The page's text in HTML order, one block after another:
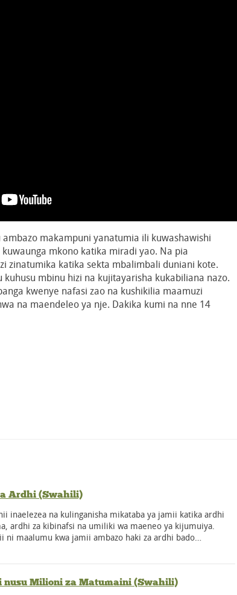
makampuni yanatumia ili kuwashawishi
mkono katika miradi yao. Na pia
zinatumika katika sekta mbalimbali duniani kote.
mbinu hizi na kujitayarisha kukabiliana nazo.
kwenye nafasi zao na kushikilia maamuzi
na maendeleo ya nje. Dakika kumi na nne 14
Ardhi (Swahili)
inaelezea na kulinganisha mikataba ya jamii katika ardhi
ardhi za kibinafsi na umiliki wa maeneo ya kijumuiya.
ni maalumu kwa jamii ambazo haki za ardhi bado…
nusu Milioni za Matumaini (Swahili)